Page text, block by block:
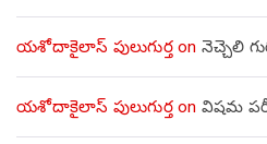
యశోదాకైలాస్ పులుగుర్తon నెచ్చెలి
యశోదాకైలాస్ పులుగుర్తon విషమ